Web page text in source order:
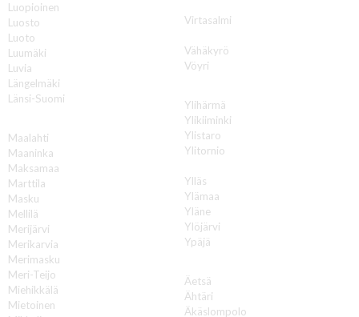
Luopioinen
Luosto
Luoto
Luumäki
Luvia
Längelmäki
Länsi-Suomi
Maalahti
Maaninka
Maksamaa
Marttila
Masku
Mellilä
Merijärvi
Merikarvia
Merimasku
Meri-Teijo
Miehikkälä
Mietoinen
Virtasalmi
Vähäkyrö
Vöyri
Ylihärmä
Ylikiiminki
Ylistaro
Ylitornio
Ylläs
Ylämaa
Yläne
Ylöjärvi
Ypäjä
Äetsä
Ähtäri
Äkäslompolo